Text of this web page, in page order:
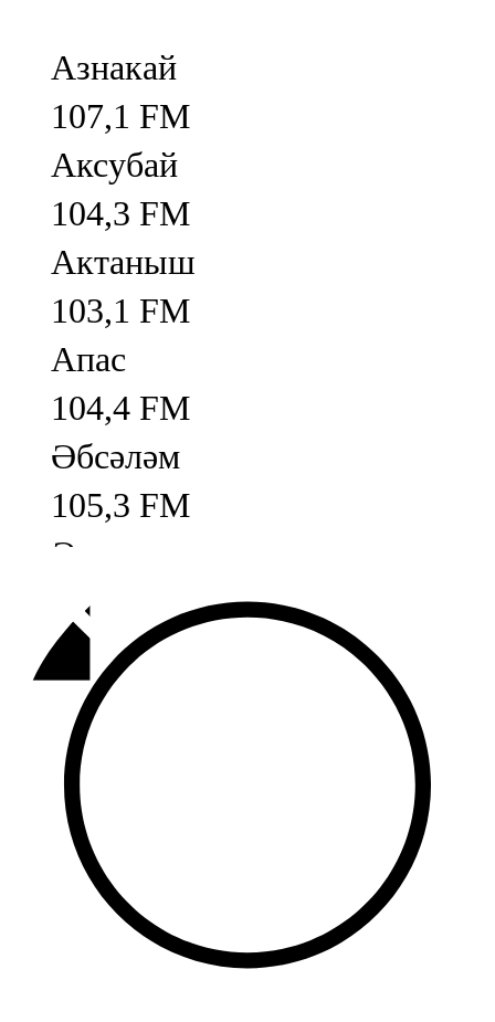
Азнакай
107,1 FM
Аксубай
104,3 FM
Актаныш
103,1 FM
Апас
104,4 FM
Әбсәләм
105,3 FM
Әлмәт
92,9 FM
Базарлы матак
107,1 FM
Балык бистәсе
104,9 FM
Баулы
107,5 FM
Биләр